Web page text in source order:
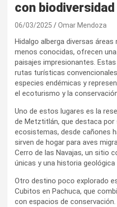
con
06/03/2025 Omar Mendoza
Hidalgo alberga diversas áreas
menos conocidas, ofrecen
paisajes impresionantes.
rutas turísticas
especies endémicas y
el ecoturismo y la
Uno de estos lugares es la
de Metztitlán, que destaca por
ecosistemas, desde cañones
sirven de hogar para aves
Cerro de las Navajas, un sitio
únicas y una historia
Otro destino poco explorado
Cubitos en Pachuca, que
con espacios de